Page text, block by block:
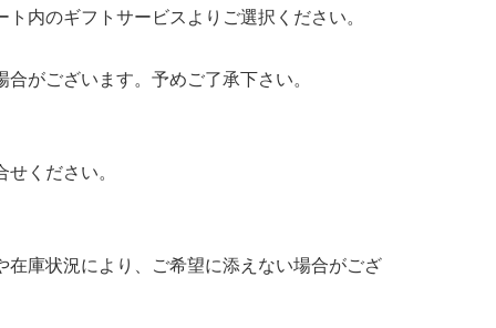
内のギフトサービスよりご選択ください。
がございます。予めご了承下さい。
ください。
庫状況により、ご希望に添えない場合がござ